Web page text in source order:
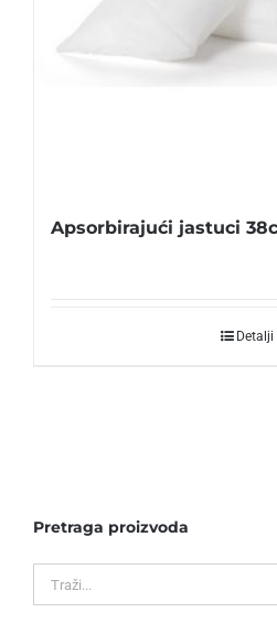
Apsorbirajući jastuci
Detalji
Pretraga proizvoda